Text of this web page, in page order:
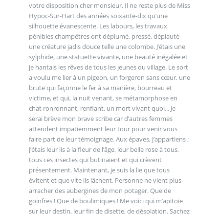
votre disposition cher monsieur. Il ne reste plus de Miss
Hypoc-Sur-Hart des années soixante-dix qu’une
silhouette évanescente. Les labours, les travaux
pénibles champêtres ont déplumé, pressé, dépiauté
une créature jadis douce telle une colombe. J’étais une
sylphide, une statuette vivante, une beauté inégalée et
je hantais les rêves de tous les jeunes du village. Le sort
a voulu me lier à un pigeon, un forgeron sans cœur, une
brute qui façonne le fer à sa manière, bourreau et
victime, et qui, la nuit venant, se métamorphose en
chat ronronnant, renflant, un mort vivant quoi... Je
serai brève mon brave scribe car d’autres femmes
attendent impatiemment leur tour pour venir vous
faire part de leur témoignage. Aux épaves, j’appartiens ;
j’étais leur lis à la fleur de l’âge, leur belle rose à tous,
tous ces insectes qui butinaient et qui crèvent
présentement. Maintenant, je suis la lie que tous
évitent et que vite ils lâchent. Personne ne vient plus
arracher des aubergines de mon potager. Que de
goinfres ! Que de boulimiques ! Me voici qui m’apitoie
sur leur destin, leur fin de disette, de désolation. Sachez